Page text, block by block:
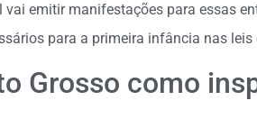
vai emitir manifestações para essas
para a primeira infância nas
Grosso como